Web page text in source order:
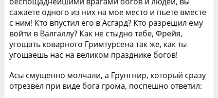
сажаете одного из них на мое место и пьете вместе
с ним! Кто впустил его в Асгард? Кто разрешил ему
войти в Валгаллу? Как не стыдно тебе, Фрейя,
угощать коварного Гримтурсена так же, как ты
угощаешь нас на великом празднике богов!
Асы смущенно молчали, а Грунгнир, который сразу
отрезвел при виде бога грома, поспешно ответил: